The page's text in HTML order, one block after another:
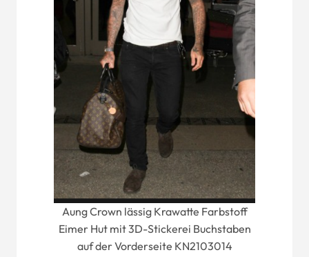
Aung Crown lässig Krawatte Farbstoff
Eimer Hut mit 3D-Stickerei Buchstaben
auf der Vorderseite KN2103014